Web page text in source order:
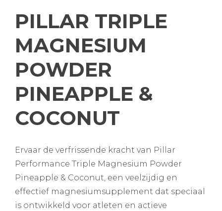
PILLAR TRIPLE
MAGNESIUM
POWDER
PINEAPPLE &
COCONUT
Ervaar de verfrissende kracht van Pillar
Performance Triple Magnesium Powder
Pineapple & Coconut, een veelzijdig en
effectief magnesiumsupplement dat speciaal
is ontwikkeld voor atleten en actieve